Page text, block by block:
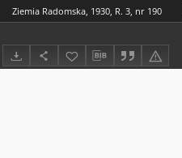
Ziemia Radomska, 1930, R. 3, nr 190